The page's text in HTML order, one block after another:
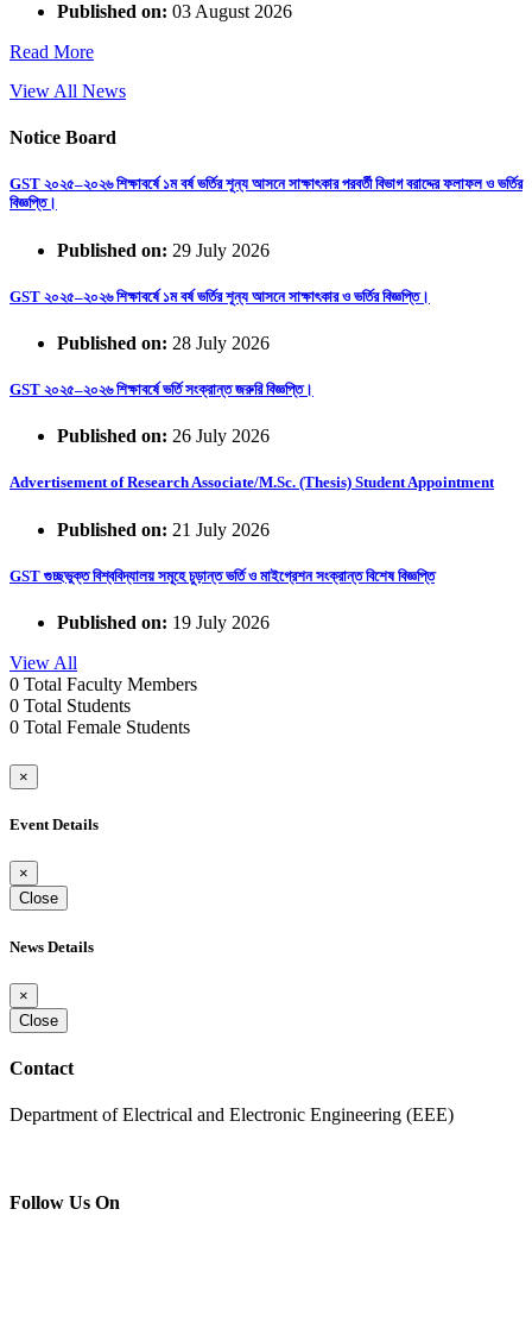
Published on: 03 August 2026
Read More
View All News
Notice Board
GST ২০২৫–২০২৬ শিক্ষাবর্ষে ১ম বর্ষ ভর্তির শূন্য আসনে সাক্ষাৎকার পরবর্তী বিভাগ বরাদ্দের ফলাফল ও ভর্তির
বিজ্ঞপ্তি।
Published on: 29 July 2026
GST ২০২৫–২০২৬ শিক্ষাবর্ষে ১ম বর্ষ ভর্তির শূন্য আসনে সাক্ষাৎকার ও ভর্তির বিজ্ঞপ্তি।
Published on: 28 July 2026
GST ২০২৫–২০২৬ শিক্ষাবর্ষে ভর্তি সংক্রান্ত জরুরি বিজ্ঞপ্তি।
Published on: 26 July 2026
Advertisement of Research Associate/M.Sc. (Thesis) Student Appointment
Published on: 21 July 2026
GST গুচ্ছভুক্ত বিশ্ববিদ্যালয় সমূহে চুড়ান্ত ভর্তি ও মাইগ্রেশন সংক্রান্ত বিশেষ বিজ্ঞপ্তি
Published on: 19 July 2026
View All
0 Total Faculty Members
0 Total Students
0 Total Female Students
×
Event Details
×
Close
News Details
×
Close
Contact
Department of Electrical and Electronic Engineering (EEE)
Follow Us On